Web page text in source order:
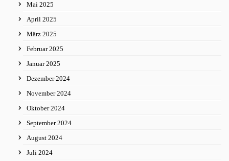
Mai 2025
April 2025
März 2025
Februar 2025
Januar 2025
Dezember 2024
November 2024
Oktober 2024
September 2024
August 2024
Juli 2024